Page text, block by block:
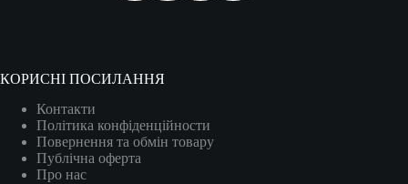
КОРИСНІ ПОСИЛАННЯ
Контакти
Політика конфіденційности
Повернення та обмін товару
Публічна оферта
Про нас